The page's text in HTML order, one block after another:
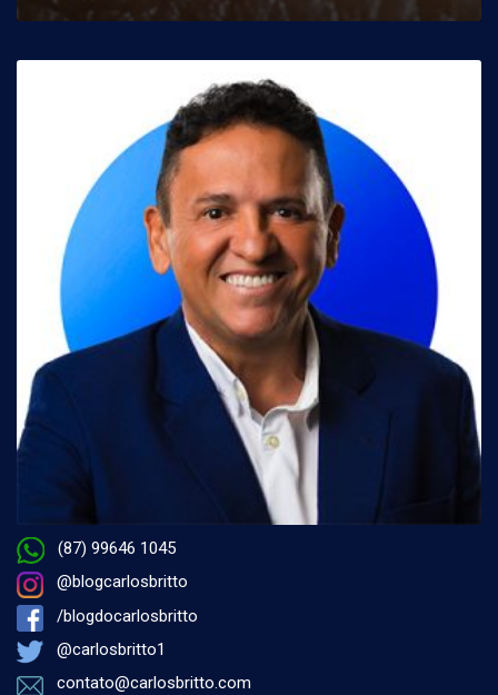
(87) 99646 1045
@blogcarlosbritto
/blogdocarlosbritto
@carlosbritto1
contato@carlosbritto.com